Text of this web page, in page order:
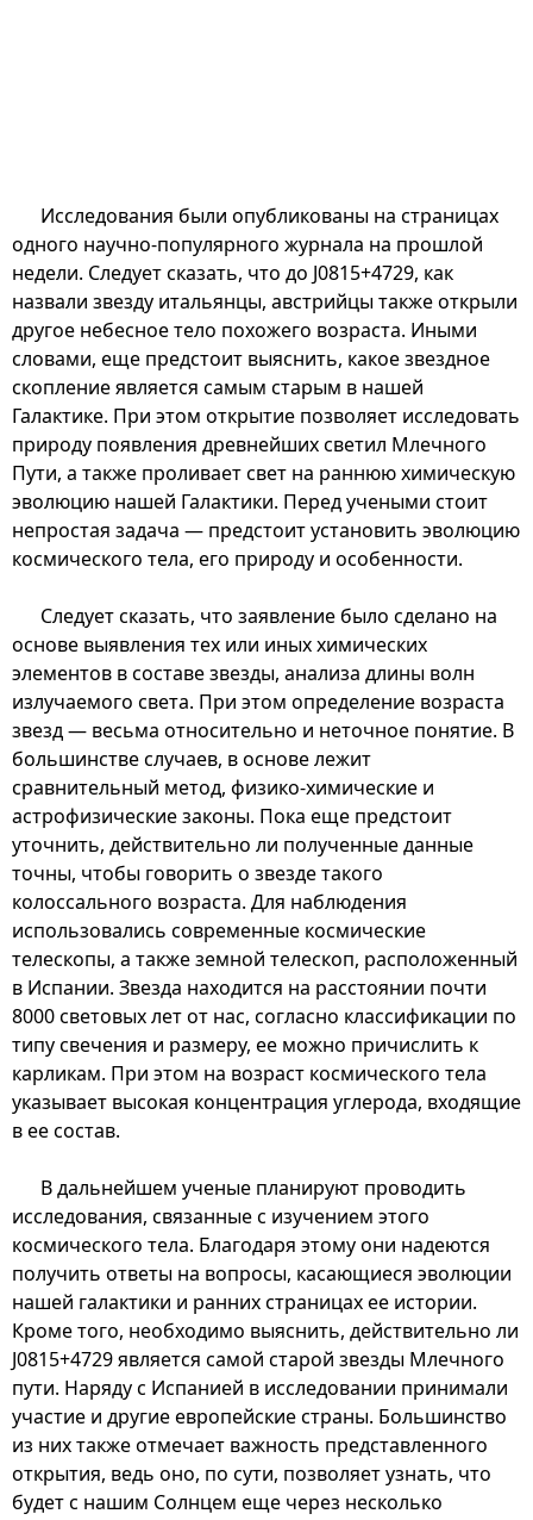
Исследования были опубликованы на страницах
одного научно-популярного журнала на прошлой
недели. Следует сказать, что до J0815+4729, как
назвали звезду итальянцы, австрийцы также открыли
другое небесное тело похожего возраста. Иными
словами, еще предстоит выяснить, какое звездное
скопление является самым старым в нашей
Галактике. При этом открытие позволяет исследовать
природу появления древнейших светил Млечного
Пути, а также проливает свет на раннюю химическую
эволюцию нашей Галактики. Перед учеными стоит
непростая задача — предстоит установить эволюцию
космического тела, его природу и особенности.
Следует сказать, что заявление было сделано на
основе выявления тех или иных химических
элементов в составе звезды, анализа длины волн
излучаемого света. При этом определение возраста
звезд — весьма относительно и неточное понятие. В
большинстве случаев, в основе лежит
сравнительный метод, физико-химические и
астрофизические законы. Пока еще предстоит
уточнить, действительно ли полученные данные
точны, чтобы говорить о звезде такого
колоссального возраста. Для наблюдения
использовались современные космические
телескопы, а также земной телескоп, расположенный
в Испании. Звезда находится на расстоянии почти
8000 световых лет от нас, согласно классификации по
типу свечения и размеру, ее можно причислить к
карликам. При этом на возраст космического тела
указывает высокая концентрация углерода, входящие
в ее состав.
В дальнейшем ученые планируют проводить
исследования, связанные с изучением этого
космического тела. Благодаря этому они надеются
получить ответы на вопросы, касающиеся эволюции
нашей галактики и ранних страницах ее истории.
Кроме того, необходимо выяснить, действительно ли
J0815+4729 является самой старой звезды Млечного
пути. Наряду с Испанией в исследовании принимали
участие и другие европейские страны. Большинство
из них также отмечает важность представленного
открытия, ведь оно, по сути, позволяет узнать, что
будет с нашим Солнцем еще через несколько